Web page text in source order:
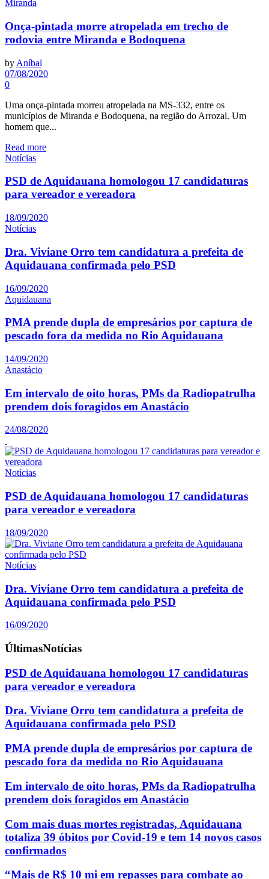
Miranda
Onça-pintada morre atropelada em trecho de
rodovia entre Miranda e Bodoquena
by Aníbal
07/08/2020
0
Uma onça-pintada morreu atropelada na MS-332, entre os
municípios de Miranda e Bodoquena, na região do Arrozal. Um
homem que...
Read more
Notícias
PSD de Aquidauana homologou 17 candidaturas
para vereador e vereadora
18/09/2020
Notícias
Dra. Viviane Orro tem candidatura a prefeita de
Aquidauana confirmada pelo PSD
16/09/2020
Aquidauana
PMA prende dupla de empresários por captura de
pescado fora da medida no Rio Aquidauana
14/09/2020
Anastácio
Em intervalo de oito horas, PMs da Radiopatrulha
prendem dois foragidos em Anastácio
24/08/2020
Notícias
PSD de Aquidauana homologou 17 candidaturas
para vereador e vereadora
18/09/2020
Notícias
Dra. Viviane Orro tem candidatura a prefeita de
Aquidauana confirmada pelo PSD
16/09/2020
ÚltimasNotícias
PSD de Aquidauana homologou 17 candidaturas
para vereador e vereadora
Dra. Viviane Orro tem candidatura a prefeita de
Aquidauana confirmada pelo PSD
PMA prende dupla de empresários por captura de
pescado fora da medida no Rio Aquidauana
Em intervalo de oito horas, PMs da Radiopatrulha
prendem dois foragidos em Anastácio
Com mais duas mortes registradas, Aquidauana
totaliza 39 óbitos por Covid-19 e tem 14 novos casos
confirmados
“Mais de R$ 10 mi em repasses para combate ao